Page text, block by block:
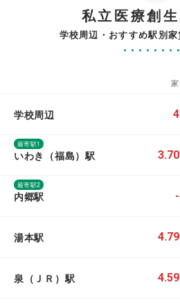
私立医療創
学校周辺・おすすめ駅別
学校周辺 4
最寄駅1
いわき（福島）駅 3.70
最寄駅2
内郷駅 -
湯本駅 4.79
泉（ＪＲ）駅 4.59